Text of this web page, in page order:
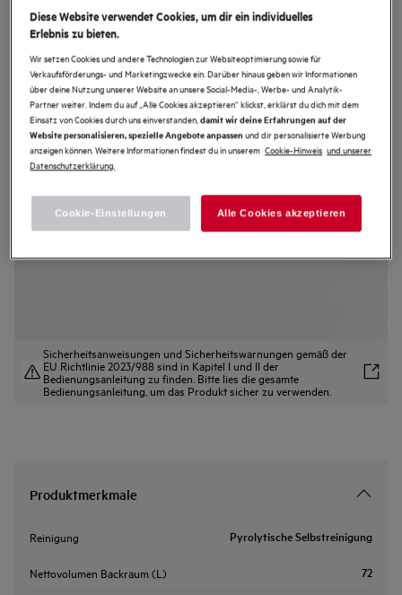
TE7PB63FSB
7000 MealAssist / Einbaubackofen /
Pyrolytische Selbstreinigung /
Schwarz
4.8 (265)
Produktdatenblatt
Vorteile
Mit dem Kerntemperatursensor kannst du auf den Punkt genau garen.
EXCite Full Touch-Display - intuitive Steuerung und assistiertes Kochen.
Sicherheitsanweisungen und Sicherheitswarnungen gemäß der
EU Richtlinie 2023/988 sind in Kapitel I und II der
Bedienungsanleitung zu finden. Bitte lies die gesamte
Bedienungsanleitung, um das Produkt sicher zu verwenden.
Produktmerkmale
Reinigung Pyrolytische Selbstreinigung
Nettovolumen Backraum (L) 72
Diese Website verwendet Cookies, um dir ein individuelles
Erlebnis zu bieten.
Wir setzen Cookies und andere Technologien zur Websiteoptimierung sowie für
Verkaufsförderungs- und Marketingzwecke ein. Darüber hinaus geben wir Informationen
über deine Nutzung unserer Website an unsere Social-Media-, Werbe- und Analytik-
Partner weiter. Indem du auf „Alle Cookies akzeptieren“ klickst, erklärst du dich mit dem
Einsatz von Cookies durch uns einverstanden,damit wir deine Erfahrungen auf der
Website personalisieren, spezielle Angebote anpassen und dir personalisierte Werbung
anzeigen können. Weitere Informationen findest du in unserem Cookie-Hinweis und unserer
Datenschutzerklärung.
Cookie-Einstellungen Alle Cookies akzeptieren